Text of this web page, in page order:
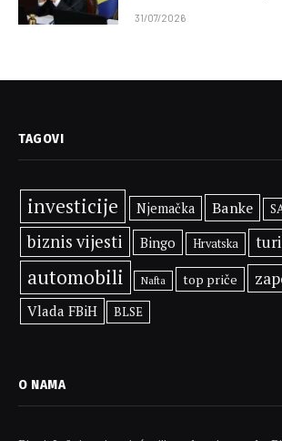
31/07/2026
TAGOVI
investicije Njemačka Banke
biznis vijesti
Bingo Hrvatska
automobili Nafta top priče
Vlada FBiH BLSE
O NAMA